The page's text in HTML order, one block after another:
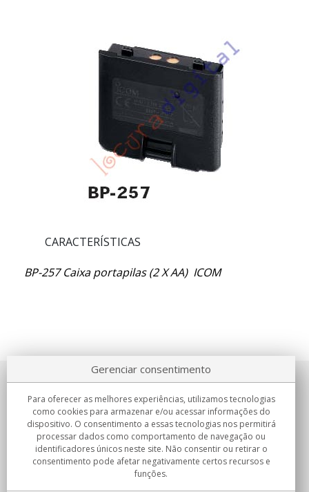
CARACTERÍSTICAS
BP-257 Caixa portapilas (2 X AA) ICOM
Sobre nosotros
Compromissos
Compras
Gerenciar consentimento
Para oferecer as melhores experiências, utilizamos tecnologias
como cookies para armazenar e/ou acessar informações do
dispositivo. O consentimento a essas tecnologias nos permitirá
processar dados como comportamento de navegação ou
identificadores únicos neste site. Não consentir ou retirar o
consentimento pode afetar negativamente certos recursos e
funções.